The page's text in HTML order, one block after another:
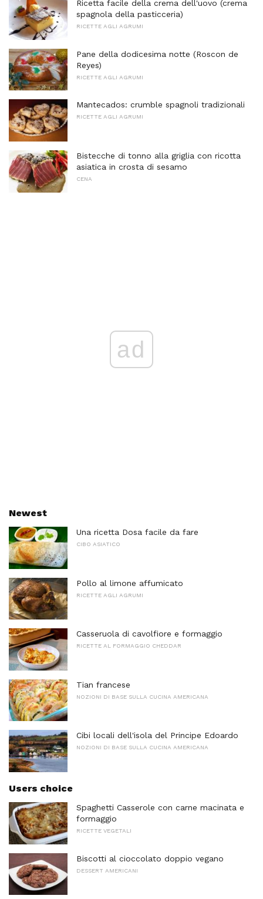
Ricetta facile della crema dell'uovo (crema
spagnola della pasticceria)
RICETTE AGLI AGRUMI
Pane della dodicesima notte (Roscon de
Reyes)
RICETTE AGLI AGRUMI
Mantecados: crumble spagnoli tradizionali
RICETTE AGLI AGRUMI
Bistecche di tonno alla griglia con ricotta
asiatica in crosta di sesamo
CENA
ad
Newest
Una ricetta Dosa facile da fare
CIBO ASIATICO
Pollo al limone affumicato
RICETTE AGLI AGRUMI
Casseruola di cavolfiore e formaggio
RICETTE AL FORMAGGIO CHEDDAR
Tian francese
NOZIONI DI BASE SULLA CUCINA AMERICANA
Cibi locali dell'isola del Principe Edoardo
NOZIONI DI BASE SULLA CUCINA AMERICANA
Users choice
Spaghetti Casserole con carne macinata e
formaggio
RICETTE VEGETALI
Biscotti al cioccolato doppio vegano
DESSERT AMERICANI